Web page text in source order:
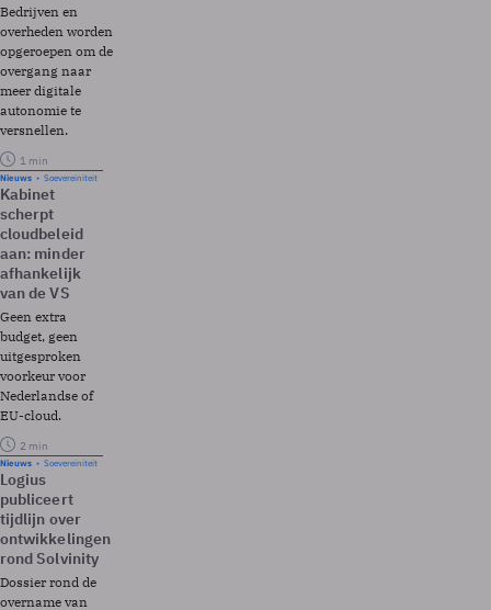
Bedrijven en
overheden worden
opgeroepen om de
overgang naar
meer digitale
autonomie te
versnellen.
1 min
Nieuws Soevereiniteit
Kabinet
scherpt
cloudbeleid
aan: minder
afhankelijk
van de VS
Geen extra
budget, geen
uitgesproken
voorkeur voor
Nederlandse of
EU-cloud.
2 min
Nieuws Soevereiniteit
Logius
publiceert
tijdlijn over
ontwikkelingen
rond Solvinity
Dossier rond de
overname van